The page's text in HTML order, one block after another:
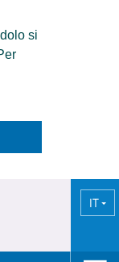
si
IT